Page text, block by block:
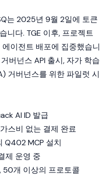
는 2025년 9월 2일에 토큰
니다. TGE 이후, 프로젝트
이전트 배포에 집중했습니
버넌스 API 출시, 자가 학습
거버넌스를 위한 파일럿 시
AI ID 발급
스비 없는 결제 완료
Q402 MCP 설치
제 운영 중
개 이상의 프로토콜